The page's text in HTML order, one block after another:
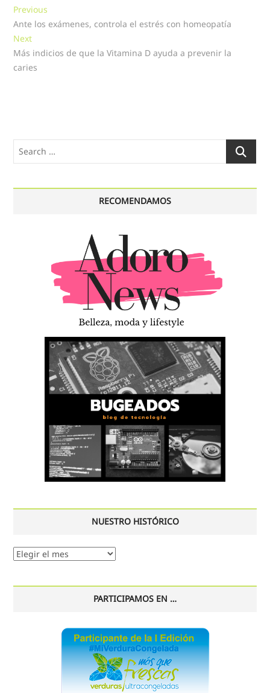
Navegación
de
entradas
Previous
post:
Ante los exámenes, controla el estrés con homeopatía
NextNext
post:
Más indicios de que la Vitamina D ayuda a prevenir la
caries
Search
RECOMENDAMOS
NUESTRO HISTÓRICO
Nuestro
PARTICIPAMOS EN …